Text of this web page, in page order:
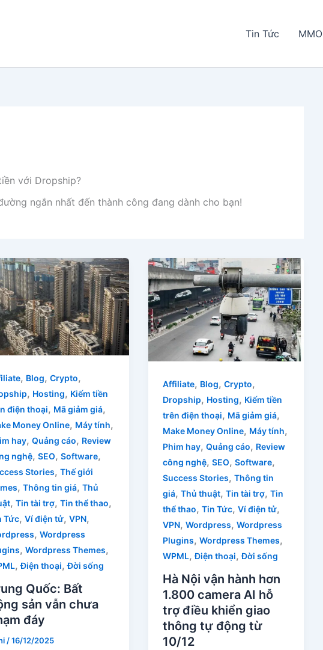
Tin Tức MMO
với Dropship?
ngắn nhất đến thành công đang dành cho bạn!
, Blog, Crypto,
, Hosting, Kiếm tiền
điện thoại, Mã giảm giá,
Money Online, Máy tính,
hay, Quảng cáo, Review
nghệ, SEO, Software,
Stories, Thế giới
, Thông tin giá, Thủ
, Tin tài trợ, Tin thể thao,
Tức, Ví điện tử, VPN,
, Wordpress
, Wordpress Themes,
,Điện thoại,Đời sống
Quốc: Bất
sản vẫn chưa
đáy
/16/12/2025
Affiliate, Blog,Crypto,
Dropship, Hosting, Kiếm tiền
trên điện thoại, Mã giảm giá,
Make Money Online, Máy tính,
Phim hay,Quảng cáo, Review
công nghệ,SEO,Software,
Success Stories,Thông tin
giá,Thủ thuật,Tin tài trợ,Tin
thể thao,Tin Tức,Ví điện tử,
VPN,Wordpress,Wordpress
Plugins,Wordpress Themes,
WPML,Điện thoại,Đời sống
Hà Nội vận hành hơn
1.800 camera AI hỗ
trợ điều khiển giao
thông tự động từ
10/12